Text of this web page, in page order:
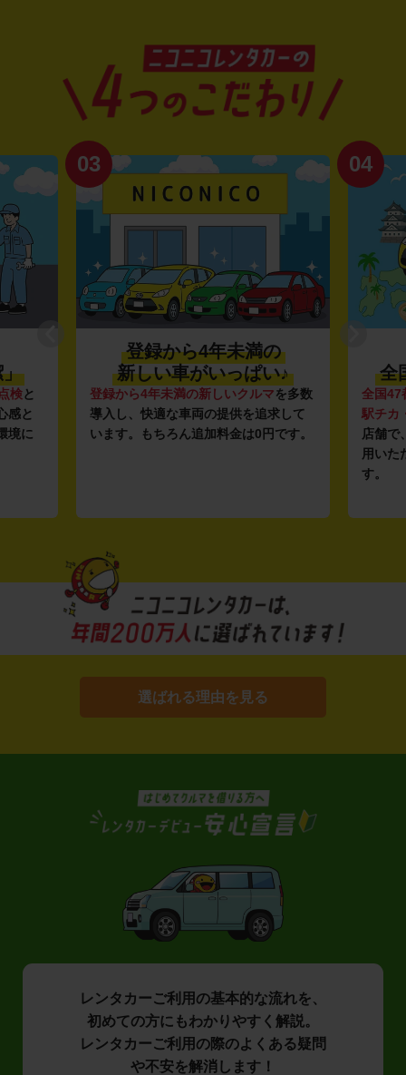
」
検と
感と
境に
03
登録から4年未満の
新しい車がいっぱい♪
登録から4年未満の新しいクルマを多数
導入し、快適な車両の提供を追求して
います。もちろん追加料金は0円です。
04
全
全国47
駅チカ
店舗で
用いた
す。
選ばれる理由を見る
レンタカーご利用の基本的な流れを、
初めての方にもわかりやすく解説。
レンタカーご利用の際のよくある疑問
や不安を解消します！